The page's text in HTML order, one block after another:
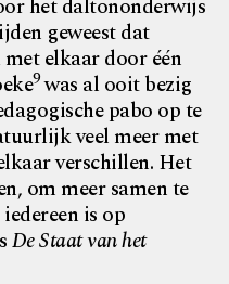
het daltononderwijs
geweest dat
elkaar door één
9was al ooit bezig
pabo op te
veel meer met
verschillen. Het
om meer samen te
is op
De Staat van het